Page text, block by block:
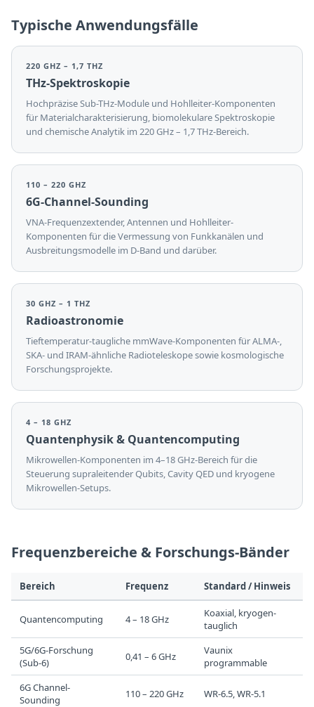
Typische Anwendungsfälle
220 GHZ – 1,7 THZ
THz-Spektroskopie
Hochpräzise Sub-THz-Module und Hohlleiter-Komponenten
für Materialcharakterisierung, biomolekulare Spektroskopie
und chemische Analytik im 220 GHz – 1,7 THz-Bereich.
110 – 220 GHZ
6G-Channel-Sounding
VNA-Frequenzextender, Antennen und Hohlleiter-
Komponenten für die Vermessung von Funkkanälen und
Ausbreitungsmodelle im D-Band und darüber.
30 GHZ – 1 THZ
Radioastronomie
Tieftemperatur-taugliche mmWave-Komponenten für ALMA-,
SKA- und IRAM-ähnliche Radioteleskope sowie kosmologische
Forschungsprojekte.
4 – 18 GHZ
Quantenphysik & Quantencomputing
Mikrowellen-Komponenten im 4–18 GHz-Bereich für die
Steuerung supraleitender Qubits, Cavity QED und kryogene
Mikrowellen-Setups.
Frequenzbereiche & Forschungs-Bänder
Bereich Frequenz Standard / Hinweis
Quantencomputing 4 – 18 GHz
Koaxial, kryogen-
tauglich
5G/6G-Forschung
(Sub-6)
0,41 – 6 GHz
Vaunix
programmable
6G Channel-
Sounding
110 – 220 GHz WR-6.5, WR-5.1